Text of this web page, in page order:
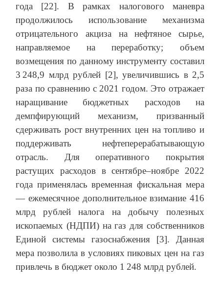
года [22]. В рамках налогового маневра
продолжилось использование механизма
отрицательного акциза на нефтяное сырье,
направляемое на переработку; объем
возмещения по данному инструменту составил
3 248,9 млрд рублей [2], увеличившись в 2,5
раза по сравнению с 2021 годом. Это отражает
наращивание бюджетных расходов на
демпфирующий механизм, призванный
сдерживать рост внутренних цен на топливо и
поддерживать нефтеперерабатывающую
отрасль. Для оперативного покрытия
растущих расходов в сентябре–ноябре 2022
года применялась временная фискальная мера
— ежемесячное дополнительное взимание 416
млрд рублей налога на добычу полезных
ископаемых (НДПИ) на газ для собственников
Единой системы газоснабжения [3]. Данная
мера позволила в условиях пиковых цен на газ
привлечь в бюджет около 1 248 млрд рублей.